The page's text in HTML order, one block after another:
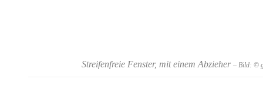
Streifenfreie Fenster, mit einem Abzieher – Bild: ©